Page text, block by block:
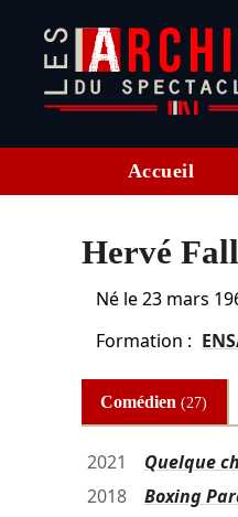
Accueil
Hervé
Né le23 mars
Formation :
Comédien(27)
2021 Quelque
2018
Boxing